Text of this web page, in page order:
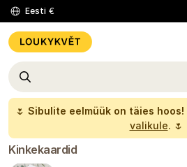
Eesti €
🌷 Sibulite eelmüük on täies hoos!
valikule. 🌷
Kinkekaardid